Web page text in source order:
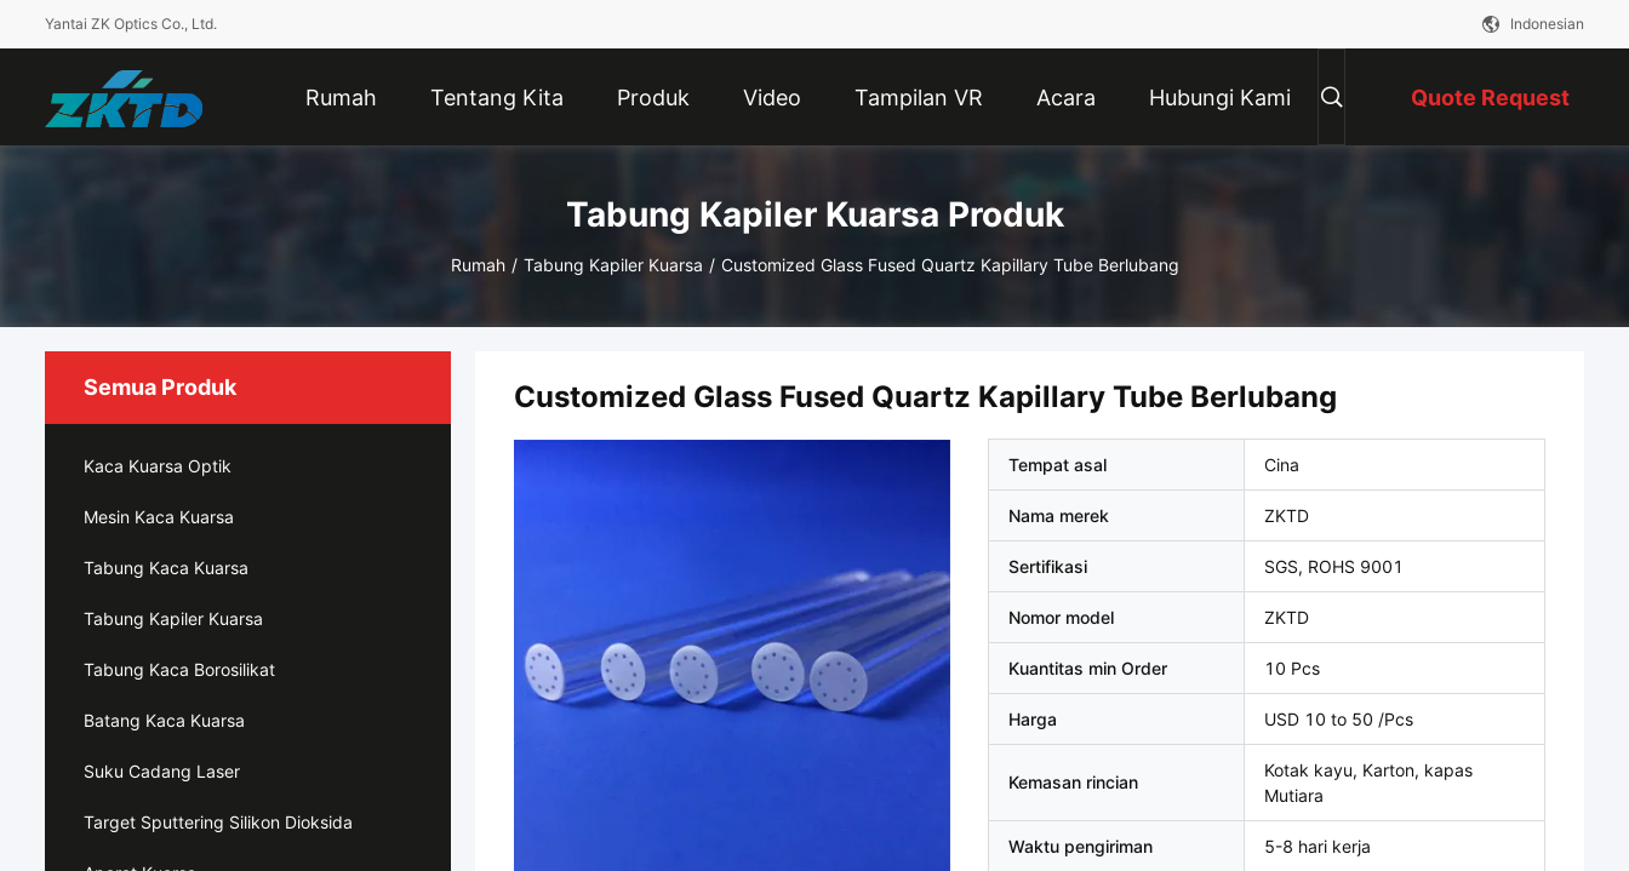
Yantai ZK Optics Co., Ltd. Indonesian
Rumah Tentang Kita Produk Video Tampilan VR Acara Hubungi Kami Quote Request
Tabung Kapiler Kuarsa Produk
Rumah / Tabung Kapiler Kuarsa / Customized Glass Fused Quartz Kapillary Tube Berlubang
Semua Produk
Kaca Kuarsa Optik
Mesin Kaca Kuarsa
Tabung Kaca Kuarsa
Tabung Kapiler Kuarsa
Tabung Kaca Borosilikat
Batang Kaca Kuarsa
Suku Cadang Laser
Target Sputtering Silikon Dioksida
Customized Glass Fused Quartz Kapillary Tube Berlubang
Tempat asal Cina
Nama merek ZKTD
Sertifikasi SGS, ROHS 9001
Nomor model ZKTD
Kuantitas min Order 10 Pcs
Harga USD 10 to 50 /Pcs
Kemasan rincian
Kotak kayu, Karton, kapas
Mutiara
Waktu pengiriman 5-8 hari kerja